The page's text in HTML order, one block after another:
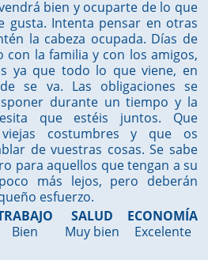
bien y ocuparte de lo que
gusta. Intenta pensar en otras
la cabeza ocupada. Días de
con la familia y con los amigos,
ya que todo lo que viene, en
se va. Las obligaciones se
durante un tiempo y la
que estéis juntos. Que
viejas costumbres y que os
de vuestras cosas. Se sabe
para aquellos que tengan a su
más lejos, pero deberán
esfuerzo.
Bien
SALUD
Muy bien
ECONOMÍA
Excelente